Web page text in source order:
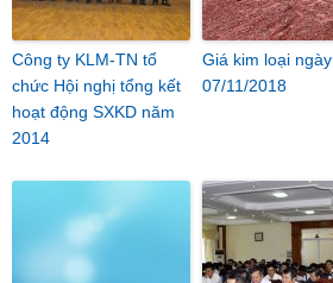
Công ty KLM-TN tổ
chức Hội nghị tổng kết
hoạt động SXKD năm
2014
Giá kim loại ngày
07/11/2018